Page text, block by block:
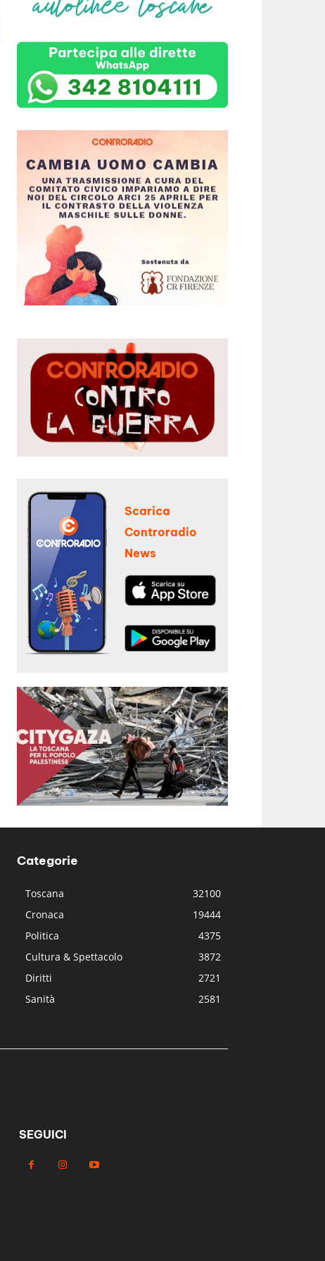
Scarica
Controradio
News
Categorie
Toscana
32100
Cronaca
19444
Politica
4375
Cultura & Spettacolo
3872
Diritti
2721
Sanità
2581
SEGUICI